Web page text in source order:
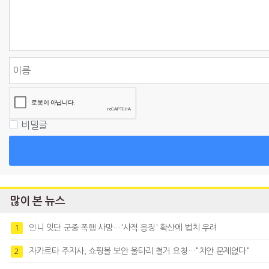
비밀글
많이 본 뉴스
1 인니 잇단 군중 폭행 사망…'사적 응징' 확산에 법치 우려
2 자카르타 주지사, 쇼핑몰 보안 울타리 철거 요청…"치안 문제없다"